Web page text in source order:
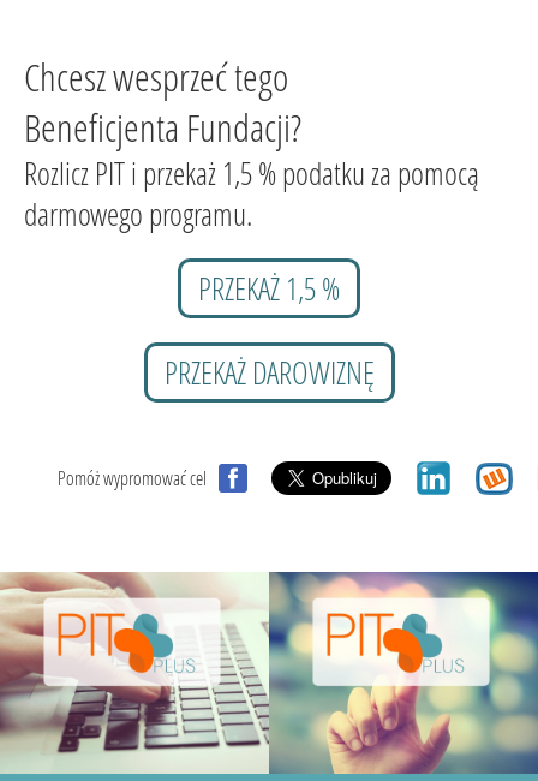
Chcesz wesprzeć tego
Beneficjenta Fundacji?
Rozlicz PIT i przekaż 1,5 % podatku za pomocą
darmowego programu.
PRZEKAŻ 1,5 %
PRZEKAŻ DAROWIZNĘ
Pomóż wypromować cel